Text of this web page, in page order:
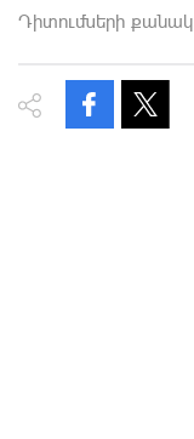
Դիտումների քանակ